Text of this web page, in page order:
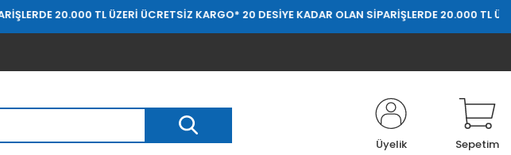
20.000 TL ÜZERİ ÜCRETSİZ KARGO* 20 DESİYE KADAR OLAN SİPARİŞLERDE 20.000 TL ÜZERİ
Üyelik Sepetim